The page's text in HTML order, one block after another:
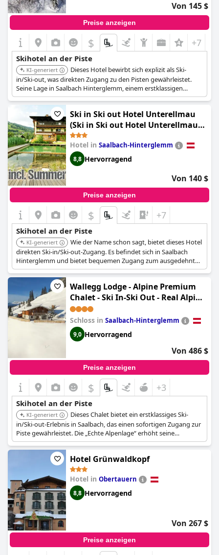
Von 145 $
Preise anzeigen
$ +7
Skihotel an der Piste
KI-generiert
Dieses Hotel bewirbt sich explizit als Ski-
in/Ski-out, was direkten Zugang zu den Pisten gewährleistet.
Seine Lage in Saalbach Hinterglemm, einem erstklassigen
Skigebiet, erhöht seine Attraktivität für Skibegeisterte.
Ski in Ski out Hotel Unterellmau
(Ski in Ski out Hotel Unterellmau
inkl Jokercard)
Hotel in Saalbach-Hinterglemm
8,8 Hervorragend
Von 140 $
Preise anzeigen
$ +7
Skihotel an der Piste
KI-generiert
Wie der Name schon sagt, bietet dieses Hotel
direkten Ski-in/Ski-out-Zugang. Es befindet sich in Saalbach
Hinterglemm und bietet bequemen Zugang zum ausgedehnten
Skigebiet, ideal um die Zeit auf der Piste optimal zu nutzen.
Wallegg Lodge - Alpine Premium
Chalet - Ski In-Ski Out - Real Alpine
Location Saalbach
Schloss in Saalbach-Hinterglemm
9,0 Hervorragend
Von 486 $
Preise anzeigen
$ +3
Skihotel an der Piste
KI-generiert
Dieses Chalet bietet ein erstklassiges Ski-
in/Ski-out-Erlebnis in Saalbach, das einen sofortigen Zugang zur
Piste gewährleistet. Die „Echte Alpenlage“ erhöht seine
Attraktivität für einen echten Skiurlaub zusätzlich.
Hotel Grünwaldkopf
Hotel in Obertauern
8,8 Hervorragend
Von 267 $
Preise anzeigen